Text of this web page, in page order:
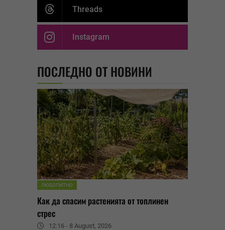
Threads
Instagram
ПОСЛЕДНО ОТ НОВИНИ
ЛЮБОПИТНО
Как да спасим растенията от топлинен
стрес
12:16 - 8 August, 2026